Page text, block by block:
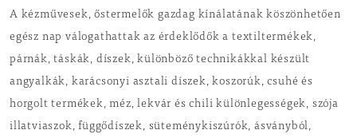
A kézművesek, őstermelők gazdag kínálatának köszönhetően
egész nap válogathattak az érdeklődők a textiltermékek,
párnák, táskák, díszek, különböző technikákkal készült
angyalkák, karácsonyi asztali díszek, koszorúk, csuhé és
horgolt termékek, méz, lekvár és chili különlegességek, szója
illatviaszok, függődíszek, süteménykiszúrók, ásványból,